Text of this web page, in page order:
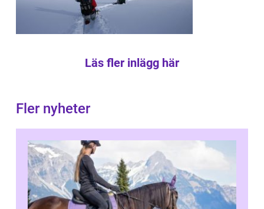
Läs fler inlägg här
Fler nyheter